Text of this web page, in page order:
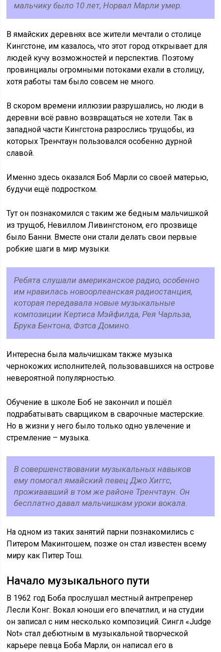
мальчику было 10 лет, Норвал Марли умер.
В ямайских деревнях все жители мечтали о столице
Кингстоне, им казалось, что этот город открывает для
людей кучу возможностей и перспектив. Поэтому
провинциалы огромными потоками ехали в столицу,
хотя работы там было совсем не много.
В скором времени иллюзии разрушались, но люди в
деревни всё равно возвращаться не хотели. Так в
западной части Кингстона разрослись трущобы, из
которых Тренчтаун пользовался особенно дурной
славой.
Именно здесь оказался Боб Марли со своей матерью,
будучи ещё подростком.
Тут он познакомился с таким же бедным мальчишкой
из трущоб, Невиллом Ливингстоном, его прозвище
было Банни. Вместе они стали делать свои первые
робкие шаги в мир музыки.
Ребята слушали американское радио, особенно
им нравилась новоорлеанская радиостанция,
которая передавала новые музыкальные
композиции Кертиса Мэйфилда, Рея Чарльза,
Брука Бентона, Фэтса Домино.
Интересна была мальчишкам также музыка
чернокожих исполнителей, пользовавшихся на острове
невероятной популярностью.
Обучение в школе Боб не закончил и пошёл
подрабатывать сварщиком в сварочные мастерские.
Но в жизни у него было только одно увлечение и
стремление – музыка.
В совершенствовании музыкальных навыков
ему помогал ямайский певец Джо Хиггс,
проживавший в том же районе Тренчтаун. Он
бесплатно давал мальчишкам уроки вокала.
На одном из таких занятий парни познакомились с
Питером Макинтошем, позже он стал известен всему
миру как Питер Тош.
Начало музыкального пути
В 1962 год Боба прослушал местный антрепренер
Лесли Конг. Вокал юноши его впечатлил, и на студии
он записал с ним несколько композиций. Сингл «Judge
Not» стал дебютным в музыкальной творческой
карьере певца Боба Марли, он написал его в